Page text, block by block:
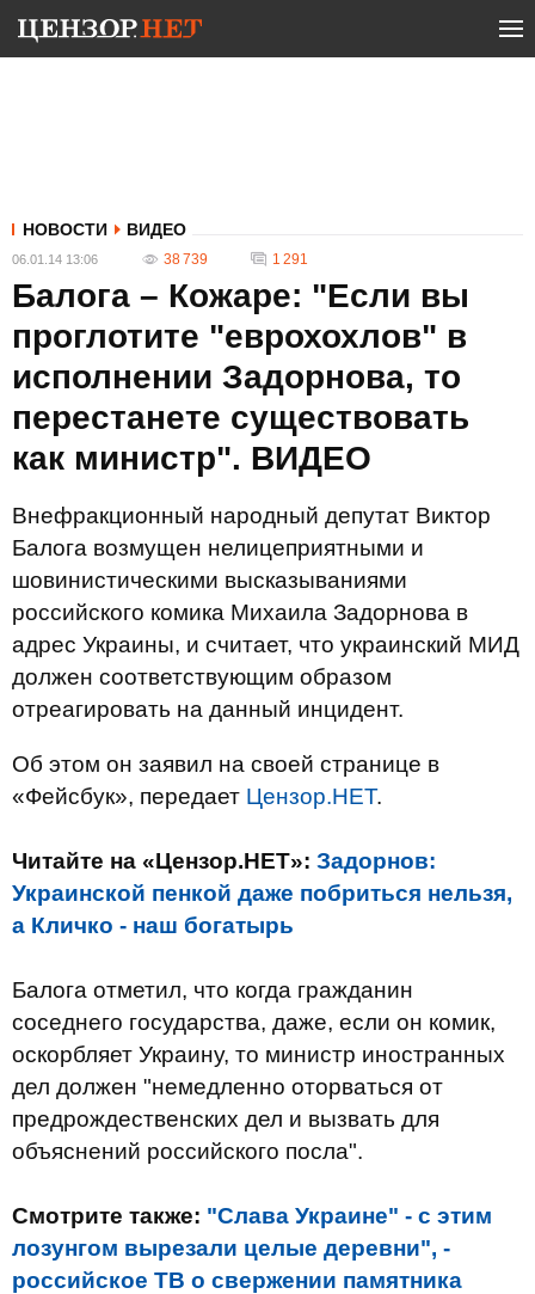
НОВОСТИ ВИДЕО
06.01.14 13:06 38 739 1 291
Балога – Кожаре: "Если вы
проглотите "еврохохлов" в
исполнении Задорнова, то
перестанете существовать
как министр". ВИДЕО
Внефракционный народный депутат Виктор
Балога возмущен нелицеприятными и
шовинистическими высказываниями
российского комика Михаила Задорнова в
адрес Украины, и считает, что украинский МИД
должен соответствующим образом
отреагировать на данный инцидент.
Об этом он заявил на своей странице в
«Фейсбук», передает Цензор.НЕТ.
Читайте на «Цензор.НЕТ»: Задорнов:
Украинской пенкой даже побриться нельзя,
а Кличко - наш богатырь
Балога отметил, что когда гражданин
соседнего государства, даже, если он комик,
оскорбляет Украину, то министр иностранных
дел должен "немедленно оторваться от
предрождественских дел и вызвать для
объяснений российского посла".
Смотрите также: "Слава Украине" - с этим
лозунгом вырезали целые деревни", -
российское ТВ о свержении памятника